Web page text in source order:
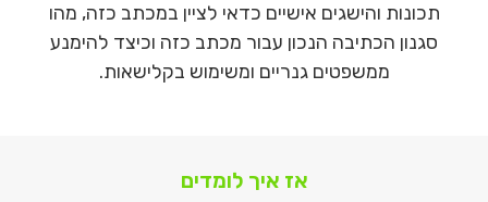
תכונות והישגים אישיים כדאי לציין במכתב כזה, מהו
סגנון הכתיבה הנכון עבור מכתב כזה וכיצד להימנע
ממשפטים גנריים ומשימוש בקלישאות.
אז איך לומדים